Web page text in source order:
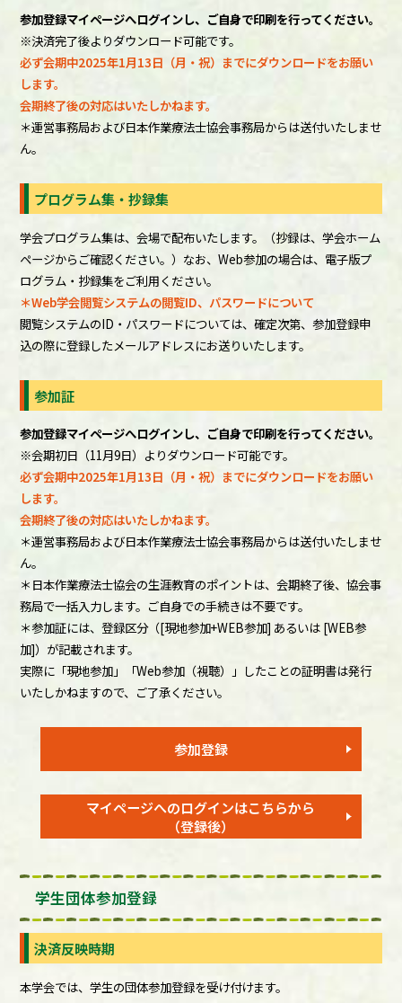
参加登録マイページへログインし、ご自身で印刷を行ってください。
※決済完了後よりダウンロード可能です。
必ず会期中2025年1月13日（月・祝）までにダウンロードをお願い
します。
会期終了後の対応はいたしかねます。
＊運営事務局および日本作業療法士協会事務局からは送付いたしませ
ん。
プログラム集・抄録集
学会プログラム集は、会場で配布いたします。（抄録は、学会ホーム
ページからご確認ください。）なお、Web参加の場合は、電子版プ
ログラム・抄録集をご利用ください。
＊Web学会閲覧システムの閲覧ID、パスワードについて
閲覧システムのID・パスワードについては、確定次第、参加登録申
込の際に登録したメールアドレスにお送りいたします。
参加証
参加登録マイページへログインし、ご自身で印刷を行ってください。
※会期初日（11月9日）よりダウンロード可能です。
必ず会期中2025年1月13日（月・祝）までにダウンロードをお願い
します。
会期終了後の対応はいたしかねます。
＊運営事務局および日本作業療法士協会事務局からは送付いたしませ
ん。
＊日本作業療法士協会の生涯教育のポイントは、会期終了後、協会事
務局で一括入力します。ご自身での手続きは不要です。
＊参加証には、登録区分（[現地参加+WEB参加] あるいは [WEB参
加]）が記載されます。
実際に「現地参加」「Web参加（視聴）」したことの証明書は発行
いたしかねますので、ご了承ください。
参加登録
マイページへのログインはこちらから
（登録後）
学生団体参加登録
決済反映時期
本学会では、学生の団体参加登録を受け付けます。